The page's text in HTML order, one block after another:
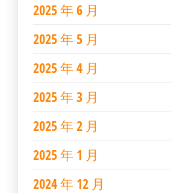
2025 年 6 月
2025 年 5 月
2025 年 4 月
2025 年 3 月
2025 年 2 月
2025 年 1 月
2024 年 12 月